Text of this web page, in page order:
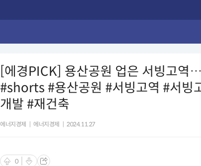
[에경PICK] 용산공원 업은 서빙고역…
#shorts #용산공원 #서빙고역 #서빙
개발 #재건축
에너지경제 에너지경제 2024.11.27
0